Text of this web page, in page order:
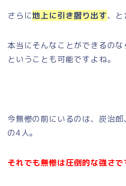
さらに地上に引き摺り出す、と
本当にそんなことができるの
ということも可能ですよね。
今無惨の前にいるのは、炭治
の4人。
それでも無惨は圧倒的な強さで